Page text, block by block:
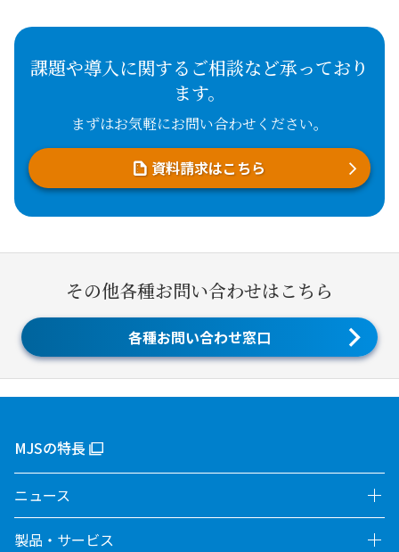
課題や導入に関するご相談など承っており
ます。
まずはお気軽にお問い合わせください。
資料請求はこちら
その他各種お問い合わせはこちら
各種お問い合わせ窓口
MJSの特長
ニュース
製品・サービス